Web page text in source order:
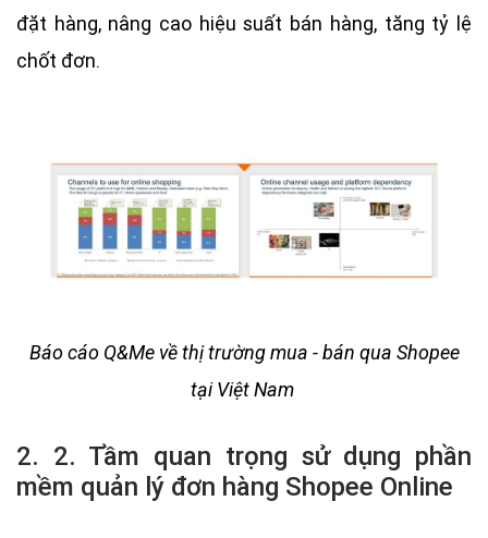
đặt hàng, nâng cao hiệu suất bán hàng, tăng tỷ lệ
chốt đơn.
Báo cáo Q&Me về thị trường mua - bán qua Shopee
tại Việt Nam
2. 2. Tầm quan trọng sử dụng phần
mềm quản lý đơn hàng Shopee Online